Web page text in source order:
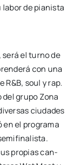
labor de pia­nis­ta
será el turno de
con una
R&B, soul y rap.
del gru­po Zona
ciu­da­des
en el pro­gra­ma
pro­pias can­